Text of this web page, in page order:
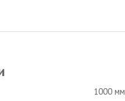
1000 мм